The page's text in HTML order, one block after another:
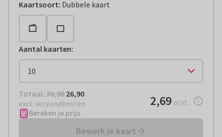
Kaartsoort: Dubbele kaart
Aantal kaarten:
Totaal: € 26,90
Totaal: 30,90 26,90
excl. verzendkosten
€ 2,69per stuk
2,69 p/st.
Bereken je prijs
Bewerk je kaart